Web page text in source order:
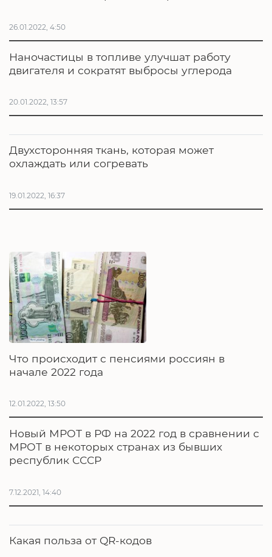
26.01.2022, 4:50
Наночастицы в топливе улучшат работу
двигателя и сократят выбросы углерода
20.01.2022, 13:57
Двухсторонняя ткань, которая может
охлаждать или согревать
19.01.2022, 16:37
Что происходит с пенсиями россиян в
начале 2022 года
12.01.2022, 13:50
Новый МРОТ в РФ на 2022 год в сравнении с
МРОТ в некоторых странах из бывших
республик СССР
7.12.2021, 14:40
Какая польза от QR-кодов